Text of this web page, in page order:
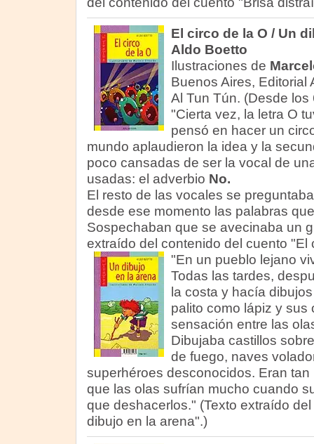
El circo de la O / Un
Aldo Boetto
Ilustraciones de
Buenos Aires, Editorial
Al Tun Tún. (Desde los
"Cierta vez, la letra O
pensó en hacer un
mundo aplaudieron la idea y la
poco cansadas de ser la vocal de
usadas: el adverbio No.
El resto de las vocales se
desde ese momento las palabras
Sospechaban que se avecinaba un
extraído del contenido del cuento "El
"En un pueblo lejano
Todas las tardes,
la costa y hacía
palito como lápiz y sus
sensación entre las
Dibujaba castillos
de fuego, naves
superhéroes desconocidos. Eran
que las olas sufrían mucho cuando
que deshacerlos." (Texto extraído
dibujo en la arena".)